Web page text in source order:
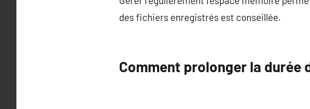
des fichiers enregistrés est conseillée.
Comment prolonger la durée